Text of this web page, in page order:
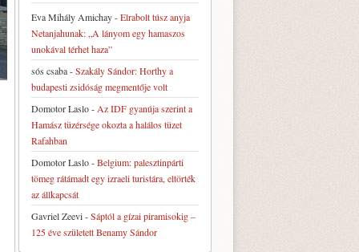
Eva Mihály Amichay-Elrabolt túsz anyja
Netanjahunak: „A lányom egy hamaszos
unokával térhet haza”
sós csaba-Szakály Sándor: Horthy a
budapesti zsidóság megmentője volt
Domotor Laslo- Az IDF gyanúja szerint a
Hamász tüzérsége okozta a halálos tüzet
Rafahban
Domotor Laslo-Belgium: palesztinpárti
tömeg rátámadt egy izraeli turistára, eltörték
az állkapcsát
Gavriel Zeevi-Sáptól a gízai piramisokig –
125 éve született Benamy Sándor